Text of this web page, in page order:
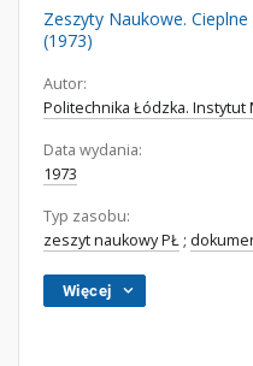
Zeszyty Naukowe.
(1973)
Autor:
Politechnika Łódzka. Instytut
Data wydania:
1973
Typ zasobu:
zeszyt naukowy PŁ ;
Więcej